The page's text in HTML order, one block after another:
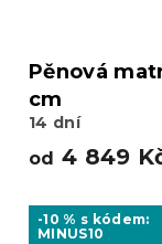
Pěnová
cm
14 dní
od 4 849
-10 % s kódem:
MINUS10